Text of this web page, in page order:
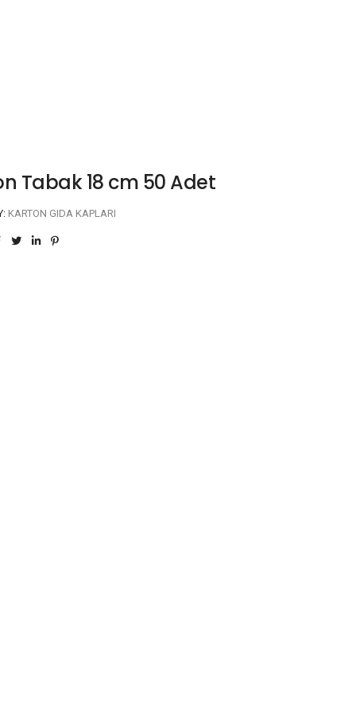
Tabak 18 cm 50 Adet
KARTON GIDA KAPLARI